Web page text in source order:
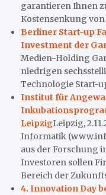
garantieren Ihnen
Kostensenkung von
Berliner Start-up
Investment der
Medien-Holding
niedrigen
Technologie Start-
Institut für
LeipzigLeipzig,
Informatik
aus der Forschung
Investoren sollen
Bereich der
4. Innovation Day